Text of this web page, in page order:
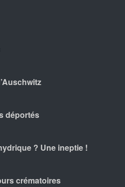
déportés
? Une ineptie !
crématoires